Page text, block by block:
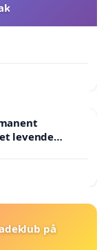
levende
på